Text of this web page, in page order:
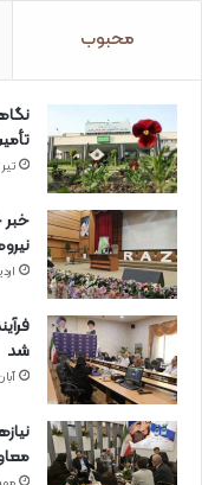
محبوب
تیر ۲۶, ۱۴۰۲
شد
آبان ۱۰,